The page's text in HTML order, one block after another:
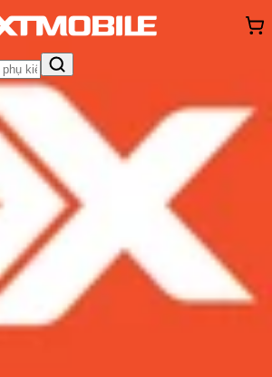
Trên TaySo Sánh Tư vấnKhuyến
App - Game Thông báo
năng iPhone 12 Pro và
20 Ultra: Ai là người